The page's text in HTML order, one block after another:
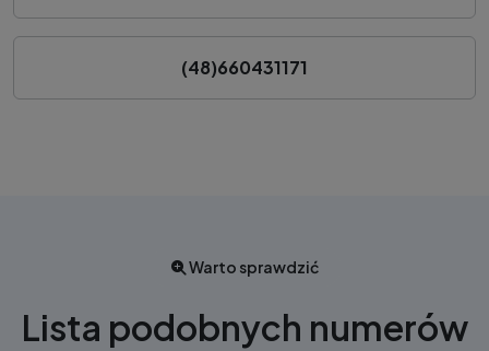
(48)660431171
Warto sprawdzić
Lista podobnych numerów